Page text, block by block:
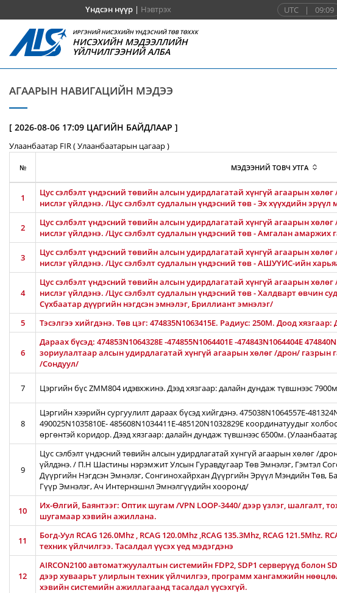
Үндсэн нүүр| Нэвтрэх UTC | 09:09
ИРГЭНИЙ НИСЭХИЙН ҮНДЭСНИЙ ТӨВ ТӨХХК
НИСЭХИЙН МЭДЭЭЛЛИЙН
ҮЙЛЧИЛГЭЭНИЙ АЛБА
АГААРЫН НАВИГАЦИЙН МЭДЭЭ
[ 2026-08-06 17:09 ЦАГИЙН БАЙДЛААР ]
Улаанбаатар FIR ( Улаанбаатарын цагаар )
№ МЭДЭЭНИЙ ТОВЧ УТГА
1
Цус сэлбэлт үндэсний төвийн алсын удирдлагатай хүнгүй агаарын
нислэг үйлдэнэ. /Цус сэлбэлт судлалын үндэсний төв - Эх хүүхдийн
2
Цус сэлбэлт үндэсний төвийн алсын удирдлагатай хүнгүй агаарын
нислэг үйлдэнэ. /Цус сэлбэлт судлалын үндэсний төв - Амгалан
3
Цус сэлбэлт үндэсний төвийн алсын удирдлагатай хүнгүй агаарын
нислэг үйлдэнэ. /Цус сэлбэлт судлалын үндэсний төв - АШУҮИС-ийн
4
Цус сэлбэлт үндэсний төвийн алсын удирдлагатай хүнгүй агаарын
нислэг үйлдэнэ. /Цус сэлбэлт судлалын үндэсний төв - Халдварт өвчин
Сүхбаатар дүүргийн нэгдсэн эмнэлэг, Бриллиант эмнэлэг/
5 Тэсэлгээ хийгдэнэ. Төв цэг: 474835N1063415E. Радиус: 250М. Доод
6
Дараах бүсэд: 474853N1064328E -474855N1064401E -474843N1064404E
зориулалтаар алсын удирдлагатай хүнгүй агаарын хөлөг /дрон/ газрын
/Сондуул/
7 Цэргийн бүс ZMM804 идэвхжинэ. Дээд хязгаар: далайн дундаж түвшнээс
8
Цэргийн хээрийн сургуулилт дараах бүсэд хийгдэнэ. 475038N1064557E-
490025N1035810E- 485608N1034411E-485120N1032829E координатуудыг
өргөнтэй коридор. Дээд хязгаар: далайн дундаж түвшнээс 6500м.
9
Цус сэлбэлт үндэсний төвийн алсын удирдлагатай хүнгүй агаарын хөлөг /
үйлдэнэ. / П.Н Шастины нэрэмжит Улсын Гуравдугаар Төв Эмнэлэг, Гэмтэл
Дүүргийн Нэгдсэн Эмнэлэг, Сонгинохайрхан Дүүргийн Эрүүл Мэндийн Төв,
Гүүр Эмнэлэг, Ач Интернэшнл Эмнэлгүүдийн хооронд/
10
Их-Өлгий, Баянтээг: Оптик шугам /VPN LOOP-3440/ дээр үзлэг, шалгалт,
шугамаар хэвийн ажиллана.
11
Богд-Уул RCAG 126.0Mhz , RCAG 120.0Mhz ,RCAG 135.3Mhz, RCAG 121.5Mhz.
техник үйлчилгээ. Тасалдал үүсэх үед мэдэгдэнэ
12
AIRCON2100 автоматжуулалтын системийн FDP2, SDP1 серверүүд болон
дээр хуваарьт улирлын техник үйлчилгээ, программ хангамжийн
хэвийн системийн ажиллагаанд тасалдал үүсэхгүй.